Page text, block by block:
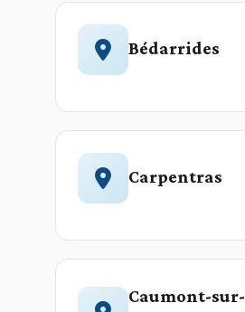
Bédarrides
Carpentras
Caumont-sur-